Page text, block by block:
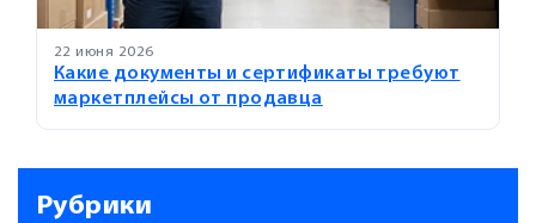
22 июня 2026
Какие документы и сертификаты требуют
маркетплейсы от продавца
Рубрики